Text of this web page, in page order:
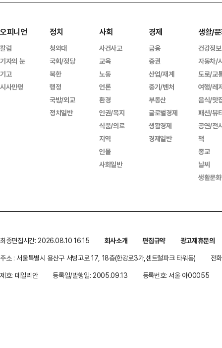
오피니언
칼럼
기자의 눈
기고
시사만평
정치
청와대
국회/정당
북한
행정
국방/외교
정치일반
사회
사건사고
교육
노동
언론
환경
인권/복지
식품/의료
지역
인물
사회일반
경제
금융
증권
산업/재계
중기/벤처
부동산
글로벌경제
생활경제
경제일반
생활/
건강정보
자동차/
도로/교
여행/레
음식/맛
패션/뷰
공연/전
책
종교
날씨
생활문
최종편집시간: 2026.08.10 16:15 회사소개 편집규약
광고제휴문의
주소 : 서울특별시 용산구 서빙고로 17, 18층(한강로3가,센트럴파크 타워동)
전
제호: 데일리안
등록일/발행일: 2005.09.13 등록번호: 서울 아00055